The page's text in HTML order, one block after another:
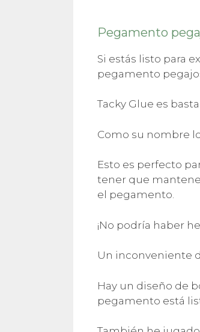
Pegamento
Si estás listo para
pegamento
Tacky Glue es
Como su nombre
Esto es perfecto
tener que
el pegamento.
¡No podría haber
Un inconveniente
Hay un diseño de
pegamento está